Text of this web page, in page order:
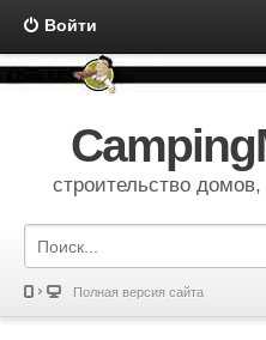
Войти
строительство
Полная версия сайта